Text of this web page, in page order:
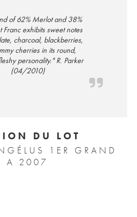
of 62% Merlot and 38%
Franc exhibits sweet notes
charcoal, blackberries,
cherries in its round,
personality." R. Parker
(04/2010)
DU LOT
1ER GRAND
CRU CLASSÉ A 2007